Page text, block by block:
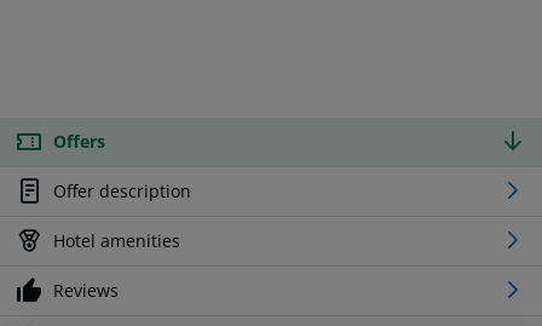
Offers
Offer description
Hotel amenities
Reviews